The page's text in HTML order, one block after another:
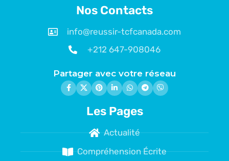
Nos Contacts
info@reussir-tcfcanada.com
+212 647-908046
Partager avec votre réseau
Les Pages
Actualité
Compréhension Écrite